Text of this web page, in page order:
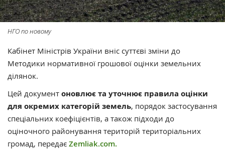
НГО по новому
Кабінет Міністрів України вніс суттєві зміни до
Методики нормативної грошової оцінки земельних
ділянок.
Цей документ оновлює та уточнює правила оцінки
для окремих категорій земель, порядок застосування
спеціальних коефіцієнтів, а також підходи до
оціночного районування територій територіальних
громад, передає Zemliak.com.